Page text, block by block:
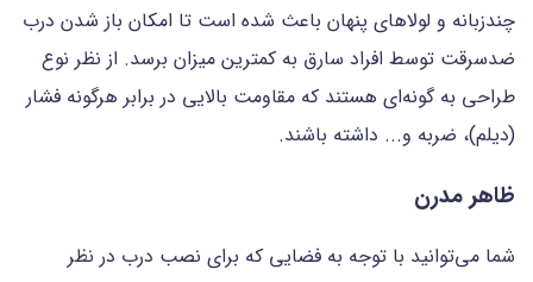
چندزبانه و لولاهای پنهان باعث شده است تا امکان باز شدن درب
ضدسرقت توسط افراد سارق به کمترین میزان برسد. از نظر نوع
طراحی به گونه‌ای هستند که مقاومت بالایی در برابر هرگونه فشار
(دیلم)، ضربه و... داشته باشند.
ظاهر مدرن
شما می‌توانید با توجه به فضایی که برای نصب درب در نظر